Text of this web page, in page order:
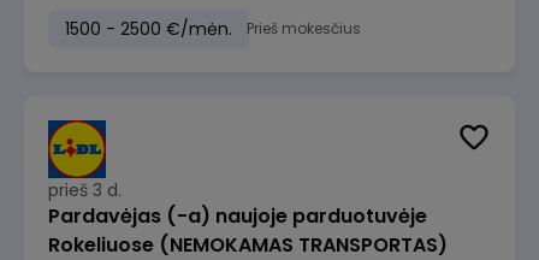
1500 - 2500 €/mėn. Prieš mokesčius
prieš 3 d.
Pardavėjas (-a) naujoje parduotuvėje
Rokeliuose (NEMOKAMAS TRANSPORTAS)